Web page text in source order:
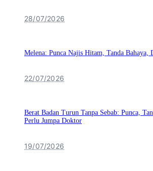
28/07/2026
Melena: Punca Najis Hitam, Tanda Bahaya,
22/07/2026
Berat Badan Turun Tanpa Sebab: Punca,
Perlu Jumpa Doktor
19/07/2026